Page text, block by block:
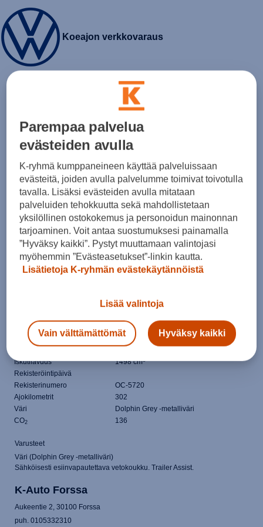
Koeajon verkkovaraus
Volkswagen Tiguan
Comfort Business 1.5 eTSI 96 kW / 131 hv 7-
vaihteinen DSG-automaattivaihteisto
44 900,00 € + toimituskulut
Varaa koeajo
Etuveto
Vaihteisto
Automaatti
Vuosimalli
2026
Iskutilavuus
1498 cm3
Rekisteröintipäivä
Rekisterinumero
OC-5720
Ajokilometrit
302
Väri
Dolphin Grey -metalliväri
CO2 136
Varusteet
Väri (Dolphin Grey -metalliväri)
Sähköisesti esiinvapautettava vetokoukku. Trailer Assist.
K-Auto Forssa
Aukeentie 2, 30100 Forssa
puh. 0105332310
Parempaa palvelua
evästeiden avulla
K-ryhmä kumppaneineen käyttää palveluissaan
evästeitä, joiden avulla palvelumme toimivat toivotulla
tavalla. Lisäksi evästeiden avulla mitataan
palveluiden tehokkuutta sekä mahdollistetaan
yksilöllinen ostokokemus ja personoidun mainonnan
tarjoaminen. Voit antaa suostumuksesi painamalla
”Hyväksy kaikki”. Pystyt muuttamaan valintojasi
myöhemmin ”Evästeasetukset”-linkin kautta.
Lisätietoja K-ryhmän evästekäytännöistä
Lisää valintoja
Vain välttämättömät Hyväksy kaikki